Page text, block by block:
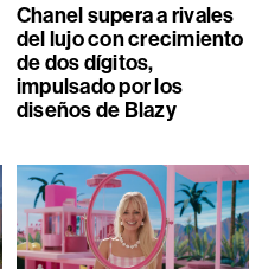
Chanel supera a rivales
del lujo con crecimiento
de dos dígitos,
impulsado por los
diseños de Blazy